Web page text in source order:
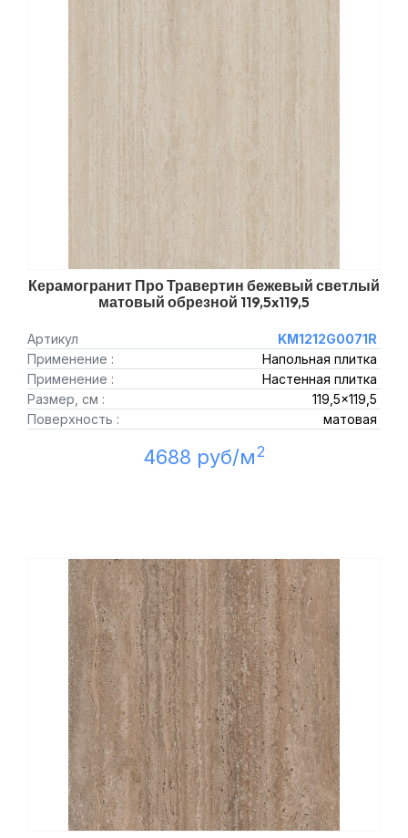
Керамогранит Про Травертин бежевый светлый
матовый обрезной 119,5x119,5
Артикул
KM1212G0071R
Применение :
Напольная плитка
Применение :
Настенная плитка
Размер, см :
119,5x119,5
Поверхность :
матовая
4688 руб/м2